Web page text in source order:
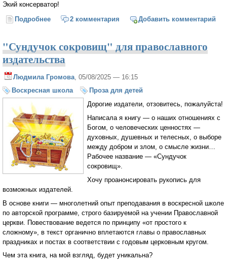
Экий консерватор!
Подробнее о Неправильная сказка, последняя сосиска и другие
2 комментария Добавить комментарий
"Сундучок сокровищ" для православного
издательства
Людмила Громова , 05/08/2025 — 16:15
Воскресная школа
Проза для детей
Дорогие издатели, отзовитесь, пожалуйста!
Написала я книгу — о наших отношениях с
Богом, о человеческих ценностях —
духовных, душевных и телесных, о выборе
между добром и злом, о смысле жизни…
Рабочее название — «Сундучок
сокровищ».
Хочу проанонсировать рукопись для
возможных издателей.
В основе книги — многолетний опыт преподавания в воскресной школе
по авторской программе, строго базируемой на учении Православной
церкви. Повествование ведется по принципу «от простого к
сложному», в текст органично вплетаются главы о православных
праздниках и постах в соответствии с годовым церковным кругом.
Чем эта книга, на мой взгляд, будет уникальна?